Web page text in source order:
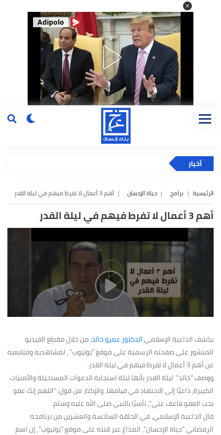
Adipolo
أخبار
الرئيسية برامج حياة الإحسان أهم 3 أعمال لا تفرط فيهم في ليلة القدر
أهم 3 أعمال لا تفرط فيهم في ليلة القدر
يكشف الداعية الإسلاميالدكتور عمرو خالد، من خلال مقطع الفيديو
المنشور على صفحته الرسمية على موقع "يوتيوب" ، لمشاهديه ومتابعيه
عن أهم 3 أعمال لا تفرط فيهم في ليلة القدر.
ووصف "خالد" ليلة القدر بأنها ليلة استجابة الدعوات المستحيلة والأمنيات
الكبيرة، داعيًا إلى الاجتهاد في قيامها، والإكثار من قول: "اللهم إنك عفو
تحب العفو فاعف عني"، تأسيًا بالنبي صلى الله عليه وسلم.
قال الداعية الإسلامي، في الحلقة السادسة والعشرين من برنامجه
الرمضاني "حياة الإحسان"، المذاع عبر قنته على موقع "يوتيوب"، إن اسم